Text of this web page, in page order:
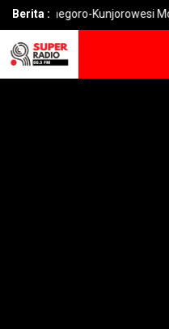
Berita :
Kunjorowesi Mojokerto